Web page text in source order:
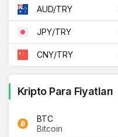
AUD/TRY
JPY/TRY
CNY/TRY
Kripto Para Fiyatları
BTC
Bitcoin